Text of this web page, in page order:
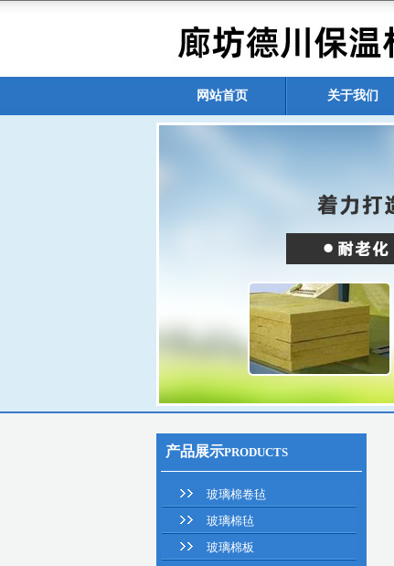
网站首页 关于我们
产品展示PRODUCTS
玻璃棉卷毡
玻璃棉毡
玻璃棉板